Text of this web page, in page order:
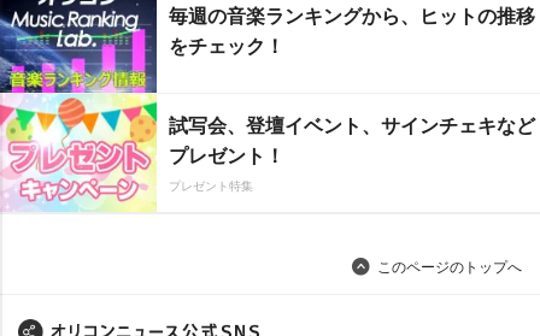
毎週の音楽ランキングから、ヒットの推移
をチェック！
試写会、登壇イベント、サインチェキなど
プレゼント！
プレゼント特集
このページのトップへ